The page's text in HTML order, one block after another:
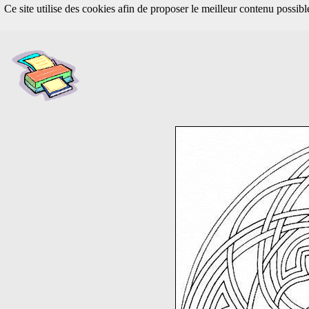
Ce site utilise des cookies afin de proposer le meilleur contenu